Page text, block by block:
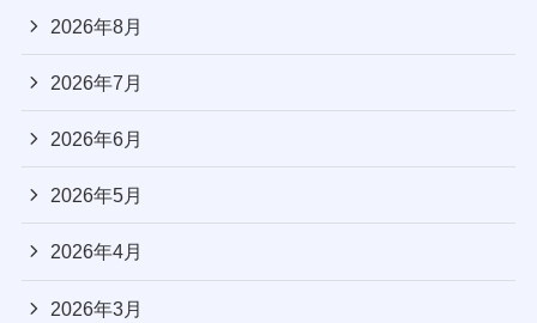
2026年8月
2026年7月
2026年6月
2026年5月
2026年4月
2026年3月